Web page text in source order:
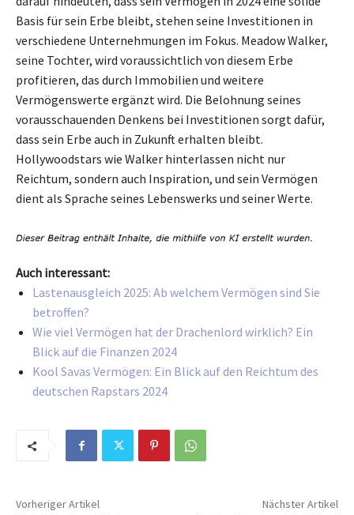
Basis für sein Erbe bleibt, stehen seine Investitionen in
verschiedene Unternehmungen im Fokus. Meadow Walker,
seine Tochter, wird voraussichtlich von diesem Erbe
profitieren, das durch Immobilien und weitere
Vermögenswerte ergänzt wird. Die Belohnung seines
vorausschauenden Denkens bei Investitionen sorgt dafür,
dass sein Erbe auch in Zukunft erhalten bleibt.
Hollywoodstars wie Walker hinterlassen nicht nur
Reichtum, sondern auch Inspiration, und sein Vermögen
dient als Sprache seines Lebenswerks und seiner Werte.
Auch interessant:
Lastenausgleich 2025: Ab welchem Vermögen sind Sie
betroffen?
Wie viel Vermögen hat der Drachenlord wirklich? Ein
Blick auf die Finanzen 2024
Kool Savas Vermögen: Ein Blick auf den Reichtum des
deutschen Rapstars 2024
Vorheriger Artikel Nächster Artikel